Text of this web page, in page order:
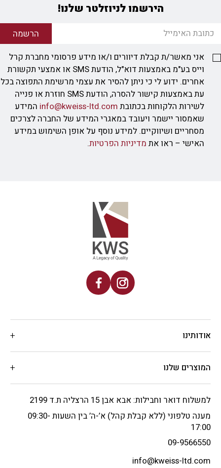
הירשמו לניוזלטר שלנו!
הרשמה
אני מאשר/ת קבלת דיוורים ו/או מידע פרסומי מחברת קרל
וייס בע"מ באמצעות דוא"ל, הודעת SMS או אמצעי תקשורת
אחרים. ידוע לי כי ניתן להסיר את עצמי מרשימת התפוצה בכל
עת באמצעות קישור להסרה, הודעת SMS חוזרת או פנייה
לשירות הלקוחות בכתובת info@kweiss-ltd.com המידע
שאמסור יישמר ויעובד במאגרי המידע של החברה לצרכים
מסחריים ושיווקיים. למידע נוסף על אופן השימוש במידע
האישי – ראו את מדיניות הפרטיות.
אודותינו
המוצרים שלנו
למשלוח דואר וחבילות: אבא אבן 15 הרצליה ת.ד 2199
מענה טלפוני (ללא קבלת קהל) א’-ה’ בין השעות 09:30-
17:00
09-9566550
info@kweiss-ltd.com